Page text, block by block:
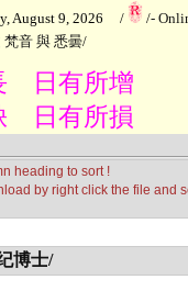
August 9, 2026 / /-
梵音 與 悉曇/
日有所增
日有所損
heading to sort !
by right click the file and
博士/